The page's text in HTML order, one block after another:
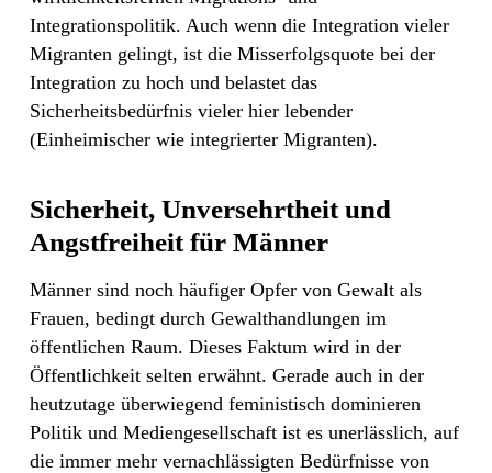
Integrationspolitik. Auch wenn die Integration vieler
Migranten gelingt, ist die Misserfolgsquote bei der
Integration zu hoch und belastet das
Sicherheitsbedürfnis vieler hier lebender
(Einheimischer wie integrierter Migranten).
Sicherheit, Unversehrtheit und
Angstfreiheit für Männer
Männer sind noch häufiger Opfer von Gewalt als
Frauen, bedingt durch Gewalthandlungen im
öffentlichen Raum. Dieses Faktum wird in der
Öffentlichkeit selten erwähnt. Gerade auch in der
heutzutage überwiegend feministisch dominieren
Politik und Mediengesellschaft ist es unerlässlich, auf
die immer mehr vernachlässigten Bedürfnisse von